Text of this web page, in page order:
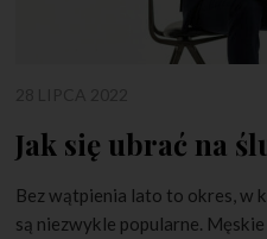
Jak się ubrać na
Bez wątpienia lato to okres, w
są niezwykle popularne.